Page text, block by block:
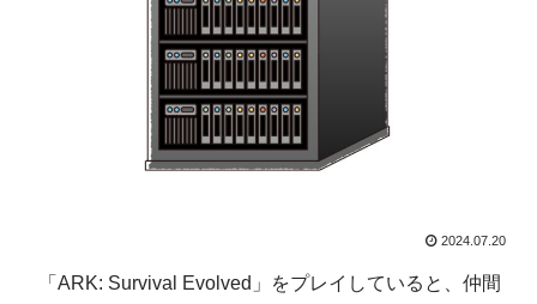
2024.07.20
「ARK: Survival Evolved」をプレイしていると、仲間